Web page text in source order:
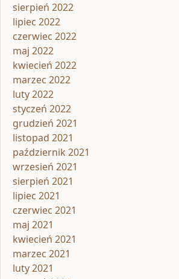
sierpień 2022
lipiec 2022
czerwiec 2022
maj 2022
kwiecień 2022
marzec 2022
luty 2022
styczeń 2022
grudzień 2021
listopad 2021
październik 2021
wrzesień 2021
sierpień 2021
lipiec 2021
czerwiec 2021
maj 2021
kwiecień 2021
marzec 2021
luty 2021